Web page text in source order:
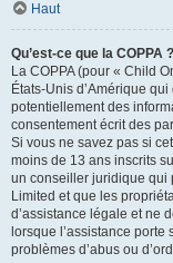
Haut
Qu’est-ce que la COPPA ?
La COPPA (pour « Child
États-Unis d’Amérique
potentiellement des
consentement écrit des
Si vous ne savez pas si
moins de 13 ans inscrits
un conseiller juridique qui
Limited et que les
d’assistance légale et ne
lorsque l’assistance
problèmes d’abus ou